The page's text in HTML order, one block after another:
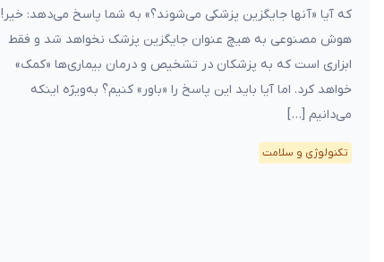
که آیا «آنها جایگزین پزشکی می‌شوند؟» به شما پاسخ می‌دهد: خیر!
هوش مصنوعی به هیچ عنوان جایگزین پزشک نخواهد شد و فقط
ابزاری است که به پزشکان در تشخیص و درمان بیماری‌ها «کمک»
خواهد کرد. اما آیا باید این پاسخ را «باور» کنیم؟ به‌ویژه اینکه
می‌دانیم […]
تکنولوژی و سلامت